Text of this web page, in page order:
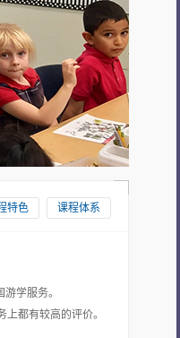
特色 课程体系
学服务。
都有较高的评价。